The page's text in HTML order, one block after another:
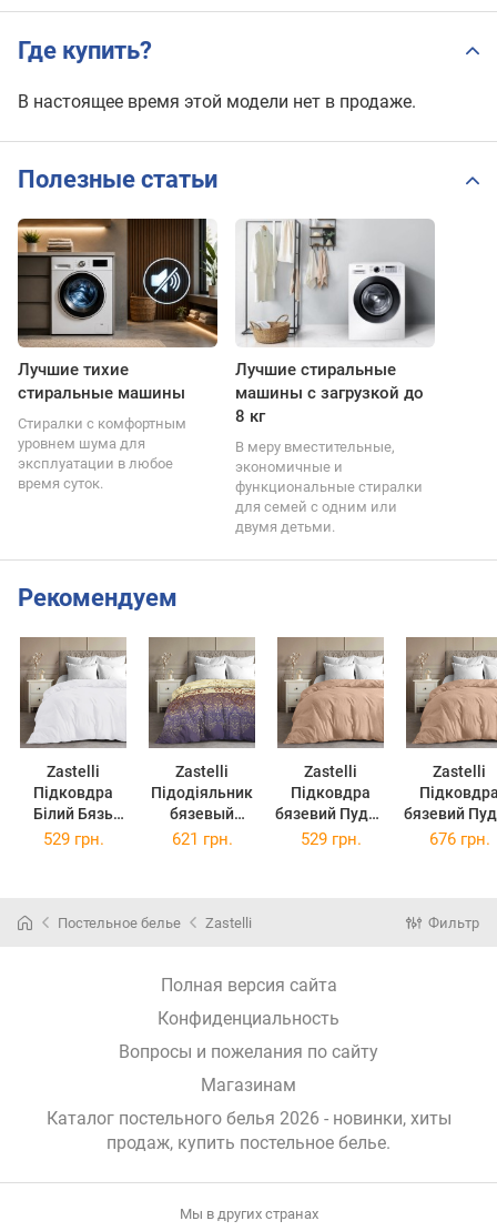
Где купить?
В настоящее время этой модели нет в продаже.
Полезные статьи
Лучшие тихие
стиральные машины
Стиралки с комфортным
уровнем шума для
эксплуатации в любое
время суток.
Лучшие стиральные
машины с загрузкой до
8 кг
В меру вместительные,
экономичные и
функциональные стиралки
для семей с одним или
двумя детьми.
Рекомендуем
Zastelli
Підковдра
Білий Бязь
175*210
Zastelli
Підодіяльник
бязевый
25301
Zastelli
Підковдра
бязевий Пудра
14-1312
Zastelli
бязевий Пудра
14-1312
529 грн. 621 грн. 529 грн. 676 грн.
Постельное белье Zastelli Фильтр
Полная версия сайта
Конфиденциальность
Вопросы и пожелания по сайту
Магазинам
Каталог постельного белья 2026 - новинки, хиты
продаж, купить постельное белье.
Мы в других странах